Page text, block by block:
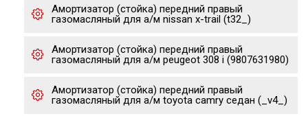
Амортизатор (стойка) передний правый
газомасляный для а/м nissan x-trail (t32_)
Амортизатор (стойка) передний правый
газомасляный для а/м peugeot 308 i (9807631980)
Амортизатор (стойка) передний правый
газомасляный для а/м toyota camry седан (_v4_)